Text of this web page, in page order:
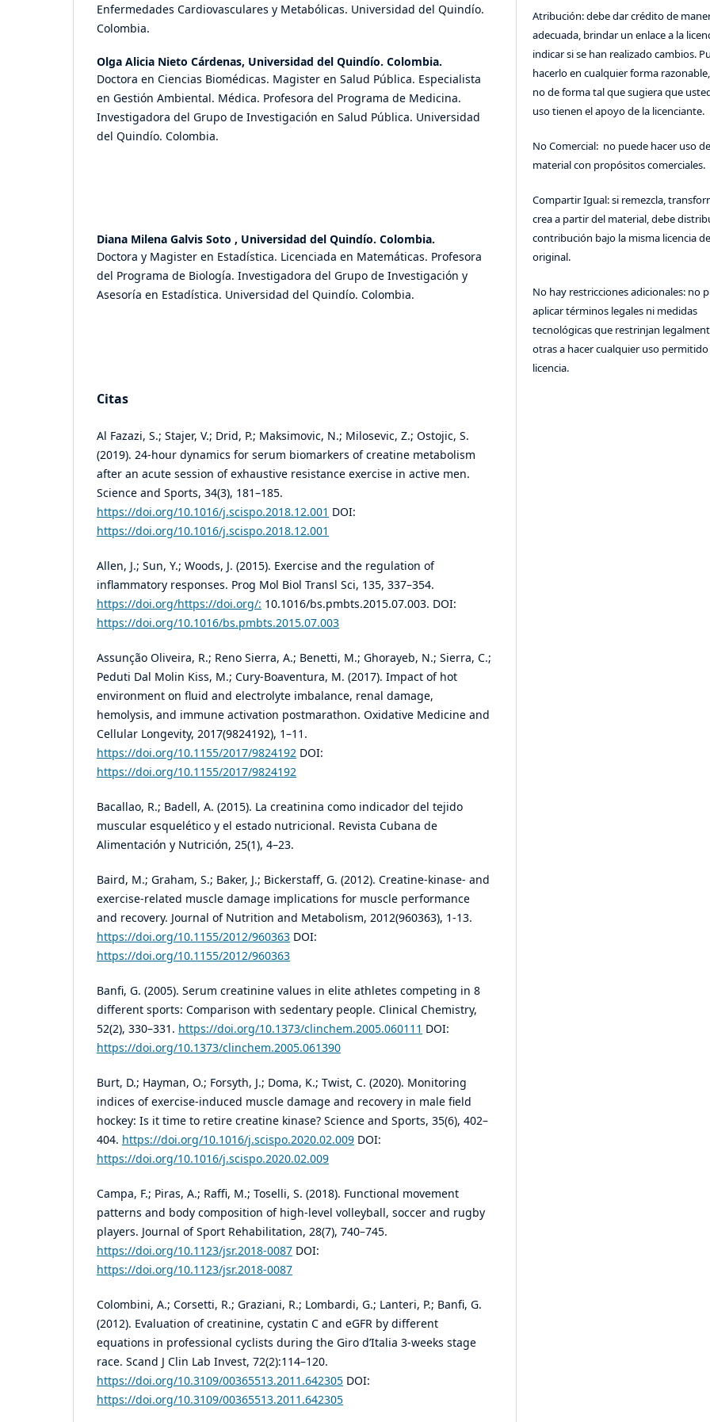
Enfermedades Cardiovasculares y Metabólicas. Universidad del Quindío.
Colombia.
Olga Alicia Nieto Cárdenas, Universidad del Quindío. Colombia.
Doctora en Ciencias Biomédicas. Magister en Salud Pública. Especialista
en Gestión Ambiental. Médica. Profesora del Programa de Medicina.
Investigadora del Grupo de Investigación en Salud Pública. Universidad
del Quindío. Colombia.
Diana Milena Galvis Soto , Universidad del Quindío. Colombia.
Doctora y Magister en Estadística. Licenciada en Matemáticas. Profesora
del Programa de Biología. Investigadora del Grupo de Investigación y
Asesoría en Estadística. Universidad del Quindío. Colombia.
Citas
Al Fazazi, S.; Stajer, V.; Drid, P.; Maksimovic, N.; Milosevic, Z.; Ostojic, S.
(2019). 24-hour dynamics for serum biomarkers of creatine metabolism
after an acute session of exhaustive resistance exercise in active men.
Science and Sports, 34(3), 181–185.
https://doi.org/10.1016/j.scispo.2018.12.001 DOI:
https://doi.org/10.1016/j.scispo.2018.12.001
Allen, J.; Sun, Y.; Woods, J. (2015). Exercise and the regulation of
inflammatory responses. Prog Mol Biol Transl Sci, 135, 337–354.
https://doi.org/https://doi.org/: 10.1016/bs.pmbts.2015.07.003. DOI:
https://doi.org/10.1016/bs.pmbts.2015.07.003
Assunção Oliveira, R.; Reno Sierra, A.; Benetti, M.; Ghorayeb, N.; Sierra, C.;
Peduti Dal Molin Kiss, M.; Cury-Boaventura, M. (2017). Impact of hot
environment on fluid and electrolyte imbalance, renal damage,
hemolysis, and immune activation postmarathon. Oxidative Medicine and
Cellular Longevity, 2017(9824192), 1–11.
https://doi.org/10.1155/2017/9824192 DOI:
https://doi.org/10.1155/2017/9824192
Bacallao, R.; Badell, A. (2015). La creatinina como indicador del tejido
muscular esquelético y el estado nutricional. Revista Cubana de
Alimentación y Nutrición, 25(1), 4–23.
Baird, M.; Graham, S.; Baker, J.; Bickerstaff, G. (2012). Creatine-kinase- and
exercise-related muscle damage implications for muscle performance
and recovery. Journal of Nutrition and Metabolism, 2012(960363), 1-13.
https://doi.org/10.1155/2012/960363 DOI:
https://doi.org/10.1155/2012/960363
Banfi, G. (2005). Serum creatinine values in elite athletes competing in 8
different sports: Comparison with sedentary people. Clinical Chemistry,
52(2), 330–331. https://doi.org/10.1373/clinchem.2005.060111 DOI:
https://doi.org/10.1373/clinchem.2005.061390
Burt, D.; Hayman, O.; Forsyth, J.; Doma, K.; Twist, C. (2020). Monitoring
indices of exercise-induced muscle damage and recovery in male field
hockey: Is it time to retire creatine kinase? Science and Sports, 35(6), 402–
404. https://doi.org/10.1016/j.scispo.2020.02.009 DOI:
https://doi.org/10.1016/j.scispo.2020.02.009
Campa, F.; Piras, A.; Raffi, M.; Toselli, S. (2018). Functional movement
patterns and body composition of high-level volleyball, soccer and rugby
players. Journal of Sport Rehabilitation, 28(7), 740–745.
https://doi.org/10.1123/jsr.2018-0087 DOI:
https://doi.org/10.1123/jsr.2018-0087
Colombini, A.; Corsetti, R.; Graziani, R.; Lombardi, G.; Lanteri, P.; Banfi, G.
(2012). Evaluation of creatinine, cystatin C and eGFR by different
equations in professional cyclists during the Giro d’Italia 3-weeks stage
race. Scand J Clin Lab Invest, 72(2):114–120.
https://doi.org/10.3109/00365513.2011.642305 DOI:
https://doi.org/10.3109/00365513.2011.642305
Atribución: debe dar crédito de
adecuada, brindar un enlace a la
indicar si se han realizado cambios.
hacerlo en cualquier forma
no de forma tal que sugiera que
uso tienen el apoyo de la licenciante.
No Comercial: no puede hacer uso
material con propósitos comerciales.
Compartir Igual: si remezcla,
crea a partir del material, debe
contribución bajo la misma licencia
original.
No hay restricciones adicionales: no
aplicar términos legales ni medidas
tecnológicas que restrinjan
otras a hacer cualquier uso
licencia.